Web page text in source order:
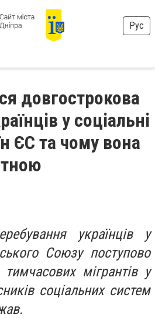
Рус
довгострокова
у соціальні
ЄС та чому вона
українців у
Союзу поступово
мігрантів у
соціальних систем